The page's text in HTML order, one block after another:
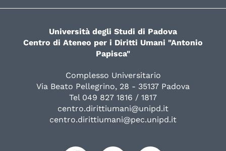
Università degli Studi di Padova
Centro di Ateneo per i Diritti Umani "Antonio
Papisca"
Complesso Universitario
Via Beato Pellegrino, 28 - 35137 Padova
Tel 049 827 1816 / 1817
centro.dirittiumani@unipd.it
centro.dirittiumani@pec.unipd.it